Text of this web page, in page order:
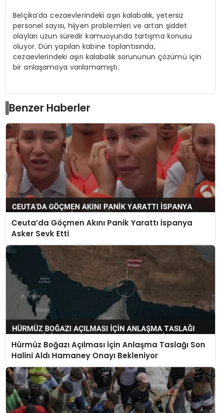
Belçika’da cezaevlerindeki aşırı kalabalık, yetersiz
personel sayısı, hijyen problemleri ve artan şiddet
olayları uzun süredir kamuoyunda tartışma konusu
oluyor. Dün yapılan kabine toplantısında,
cezaevlerindeki aşırı kalabalık sorununun çözümü için
bir anlaşamaya varılamamıştı.
Benzer Haberler
Ceuta’da Göçmen Akını Panik Yarattı İspanya
Asker Sevk Etti
Hürmüz Boğazı Açılması İçin Anlaşma Taslağı Son
Halini Aldı Hamaney Onayı Bekleniyor